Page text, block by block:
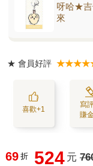
呀哈★吉
來
★ 會員好評 ★★★★★
喜歡+1
寫
賺
69 折 524 元